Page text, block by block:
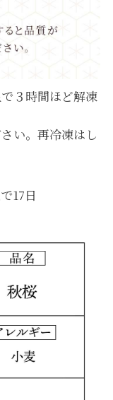
３時間ほど解凍
い。再冷凍はし
17日